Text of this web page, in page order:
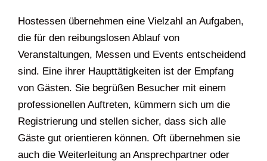
Hostessen übernehmen eine Vielzahl an Aufgaben,
die für den reibungslosen Ablauf von
Veranstaltungen, Messen und Events entscheidend
sind. Eine ihrer Haupttätigkeiten ist der Empfang
von Gästen. Sie begrüßen Besucher mit einem
professionellen Auftreten, kümmern sich um die
Registrierung und stellen sicher, dass sich alle
Gäste gut orientieren können. Oft übernehmen sie
auch die Weiterleitung an Ansprechpartner oder